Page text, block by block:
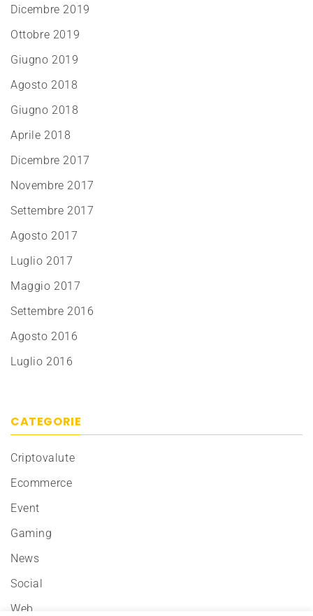
Dicembre 2019
Ottobre 2019
Giugno 2019
Agosto 2018
Giugno 2018
Aprile 2018
Dicembre 2017
Novembre 2017
Settembre 2017
Agosto 2017
Luglio 2017
Maggio 2017
Settembre 2016
Agosto 2016
Luglio 2016
CATEGORIE
Criptovalute
Ecommerce
Event
Gaming
News
Social
Web